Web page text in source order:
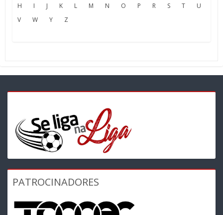
H
I J K L M N O P R S T
U
V
W Y Z
PATROCINADORES